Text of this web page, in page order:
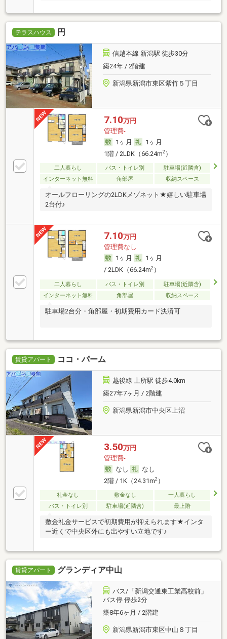
テラスハウス 円
信越本線 新潟駅 徒歩30分
築24年 / 2階建
新潟県新潟市東区紫竹５丁目
7.10万円
管理費-
1ヶ月
1ヶ月
1階 / 2LDK（66.24m2）
二人暮らし バス・トイレ別
駐車場(近隣含)
インターネット無料
角部屋 収納スペース
オールフローリングの2LDKメゾネット★嬉しい駐車場
2台付♪
7.10万円
管理費なし
1ヶ月
1ヶ月
/ 2LDK（66.24m2）
二人暮らし バス・トイレ別
駐車場(近隣含)
インターネット無料
角部屋 収納スペース
駐車場2台分・角部屋・初期費用カード決済可
賃貸アパート ココ・パーム
越後線 上所駅 徒歩4.0km
築27年7ヶ月 / 2階建
新潟県新潟市中央区上沼
3.50万円
管理費-
なし
なし
2階 / 1K（24.31m2）
礼金なし 敷金なし
一人暮らし
バス・トイレ別
駐車場(近隣含) 最上階
敷金礼金サービスで初期費用が抑えられます★インタ
ー近くで中央区外にも出やすい立地です♪
賃貸アパート グランディア中山
バス/「新潟交通東工業高校前」
バス停 停歩2分
築8年6ヶ月 / 2階建
新潟県新潟市東区中山８丁目